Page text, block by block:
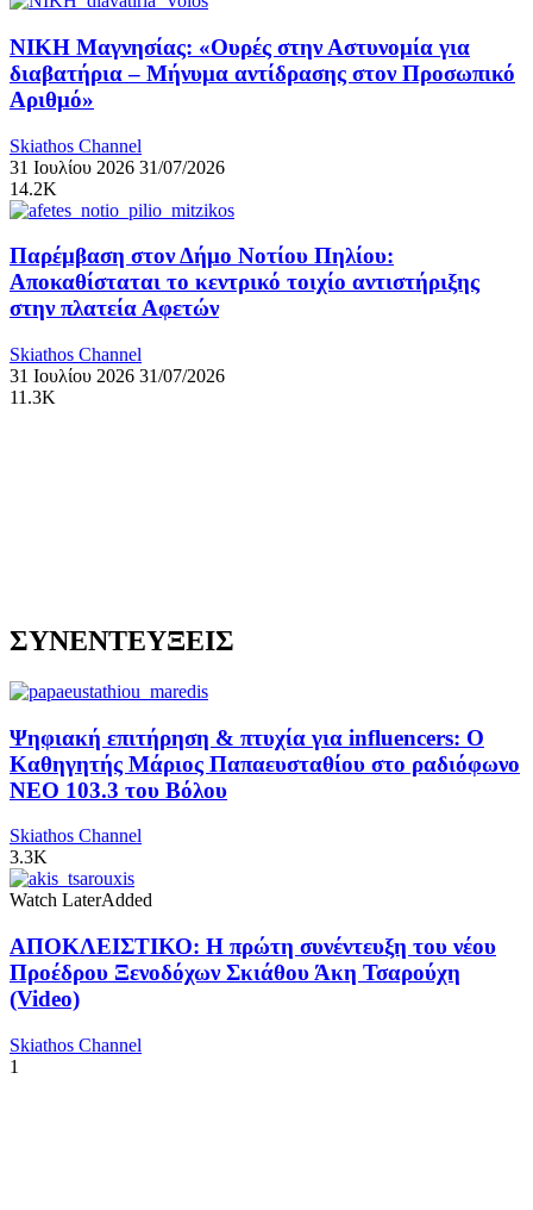
ΝΙΚΗ Μαγνησίας: «Ουρές στην Αστυνομία για
διαβατήρια – Μήνυμα αντίδρασης στον Προσωπικό
Αριθμό»
Skiathos Channel
31 Ιουλίου 2026 31/07/2026
14.2K
Παρέμβαση στον Δήμο Νοτίου Πηλίου:
Αποκαθίσταται το κεντρικό τοιχίο αντιστήριξης
στην πλατεία Αφετών
Skiathos Channel
31 Ιουλίου 2026 31/07/2026
11.3K
ΣΥΝΕΝΤΕΥΞΕΙΣ
Ψηφιακή επιτήρηση & πτυχία για influencers: Ο
Καθηγητής Μάριος Παπαευσταθίου στο ραδιόφωνο
NEO 103.3 του Βόλου
Skiathos Channel
3.3K
Watch LaterAdded
ΑΠΟΚΛΕΙΣΤΙΚΟ: Η πρώτη συνέντευξη του νέου
Προέδρου Ξενοδόχων Σκιάθου Άκη Τσαρούχη
(Video)
Skiathos Channel
1